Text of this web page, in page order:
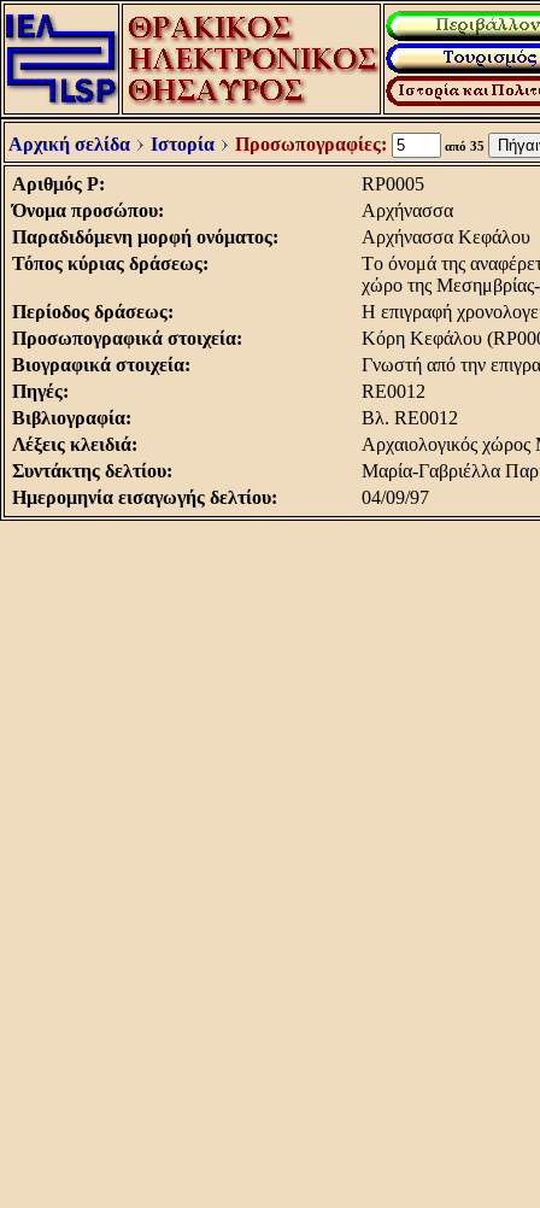
Αρχική σελίδα Ιστορία Προσωπογραφίες: από 35
Αριθμός Ρ:
RP0005
Όνομα προσώπου:
Aρχήνασσα
Παραδιδόμενη μορφή ονόματος:
Aρχήνασσα Kεφάλου
Τόπος κύριας δράσεως:
Tο όνομά της
χώρο της
Περίοδος δράσεως:
H επιγραφή
Προσωπογραφικά στοιχεία:
Kόρη Kεφάλου
Βιογραφικά στοιχεία:
Γνωστή από την
Πηγές:
RE0012
Βιβλιογραφία:
Bλ. RE0012
Λέξεις κλειδιά:
Aρχαιολογικός
Συντάκτης δελτίου:
Μαρία-Γαβριέλλα
Ημερομηνία εισαγωγής δελτίου:
04/09/97